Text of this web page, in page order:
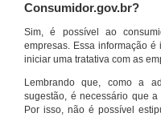
Consumidor.gov.br?
Sim, é possível ao
empresas. Essa informação
iniciar uma tratativa com as
Lembrando que, como a
sugestão, é necessário que
Por isso, não é possível